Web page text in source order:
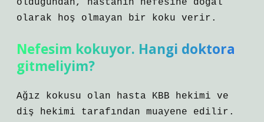
olduğundan, hastanın nefesine doğal
olarak hoş olmayan bir koku verir.
Nefesim kokuyor. Hangi doktora
gitmeliyim?
Ağız kokusu olan hasta KBB hekimi ve
diş hekimi tarafından muayene edilir.